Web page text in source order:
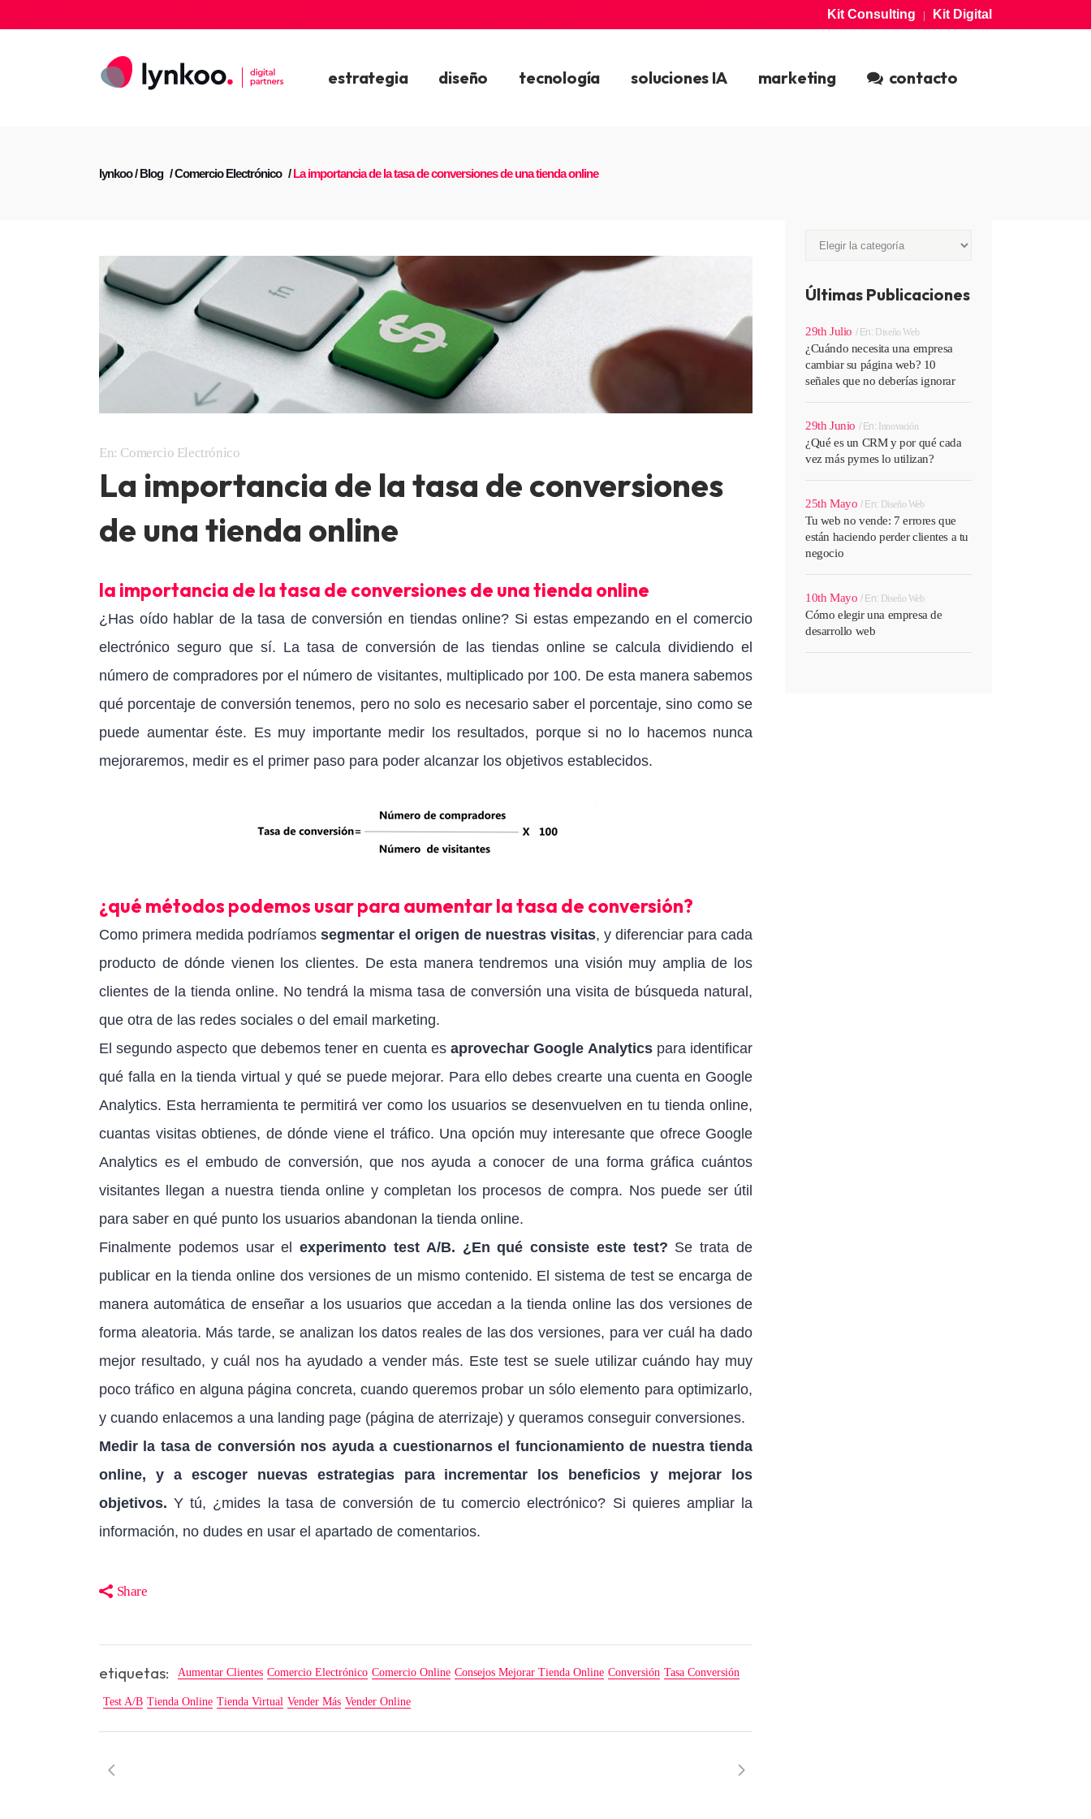
Kit Consulting|Kit Digital
estrategia diseño tecnología soluciones IA marketing contacto
lynkoo/Blog /Comercio Electrónico /La importancia de la tasa de conversiones de una tienda online
En: Comercio Electrónico
La importancia de la tasa de conversiones
de una tienda online
la importancia de la tasa de conversiones de una tienda online
¿Has oído hablar de la tasa de conversión en tiendas online? Si estas empezando en el comercio
electrónico seguro que sí. La tasa de conversión de las tiendas online se calcula dividiendo el
número de compradores por el número de visitantes, multiplicado por 100. De esta manera sabemos
qué porcentaje de conversión tenemos, pero no solo es necesario saber el porcentaje, sino como se
puede aumentar éste. Es muy importante medir los resultados, porque si no lo hacemos nunca
mejoraremos, medir es el primer paso para poder alcanzar los objetivos establecidos.
¿qué métodos podemos usar para aumentar la tasa de conversión?
Como primera medida podríamossegmentar el origen de nuestras visitas, y diferenciar para cada
producto de dónde vienen los clientes. De esta manera tendremos una visión muy amplia de los
clientes de la tienda online. No tendrá la misma tasa de conversión una visita de búsqueda natural,
que otra de las redes sociales o del email marketing.
El segundo aspecto que debemos tener en cuenta esaprovechar Google Analyticspara identificar
qué falla en la tienda virtual y qué se puede mejorar. Para ello debes crearte una cuenta en Google
Analytics. Esta herramienta te permitirá ver como los usuarios se desenvuelven en tu tienda online,
cuantas visitas obtienes, de dónde viene el tráfico. Una opción muy interesante que ofrece Google
Analytics es el embudo de conversión, que nos ayuda a conocer de una forma gráfica cuántos
visitantes llegan a nuestra tienda online y completan los procesos de compra. Nos puede ser útil
para saber en qué punto los usuarios abandonan la tienda online.
Finalmente podemos usar elexperimento test A/B. ¿En qué consiste este test? Se trata de
publicar en la tienda online dos versiones de un mismo contenido. El sistema de test se encarga de
manera automática de enseñar a los usuarios que accedan a la tienda online las dos versiones de
forma aleatoria. Más tarde, se analizan los datos reales de las dos versiones, para ver cuál ha dado
mejor resultado, y cuál nos ha ayudado a vender más. Este test se suele utilizar cuándo hay muy
poco tráfico en alguna página concreta, cuando queremos probar un sólo elemento para optimizarlo,
y cuando enlacemos a una landing page (página de aterrizaje) y queramos conseguir conversiones.
Medir la tasa de conversión nos ayuda a cuestionarnos el funcionamiento de nuestra tienda
online, y a escoger nuevas estrategias para incrementar los beneficios y mejorar los
objetivos. Y tú, ¿mides la tasa de conversión de tu comercio electrónico? Si quieres ampliar la
información, no dudes en usar el apartado de comentarios.
Share
etiquetas: Aumentar Clientes Comercio Electrónico Comercio Online Consejos Mejorar Tienda Online Conversión Tasa Conversión
Test A/B Tienda Online Tienda Virtual Vender Más Vender Online
CONSTRUIMOS
tecnologia
Categorías
Últimas Publicaciones
29th Julio En: Diseño Web
¿Cuándo necesita una empresa
cambiar su página web? 10
señales que no deberías ignorar
29th Junio En: Innovación
¿Qué es un CRM y por qué cada
vez más pymes lo utilizan?
25th Mayo En: Diseño Web
Tu web no vende: 7 errores que
están haciendo perder clientes a tu
negocio
10th Mayo En: Diseño Web
Cómo elegir una empresa de
desarrollo web